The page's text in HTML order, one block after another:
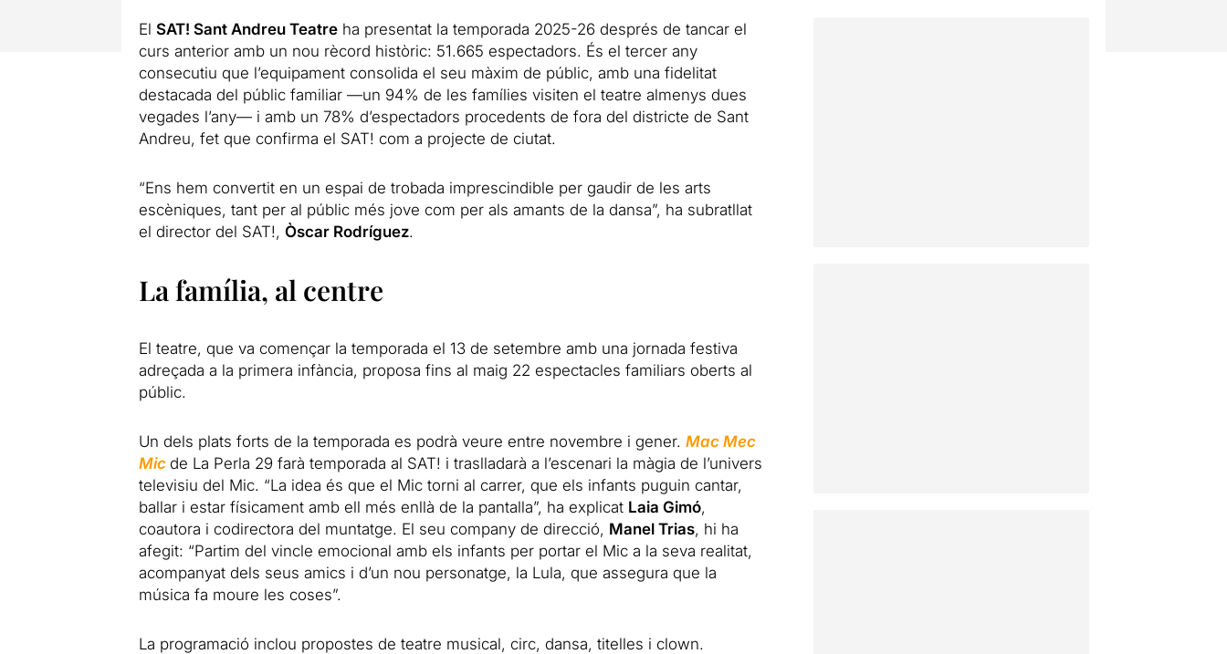
El SAT! Sant Andreu Teatreha presentat la temporada 2025-26 després de tancar el
curs anterior amb un nou rècord històric: 51.665 espectadors. És el tercer any
consecutiu que l’equipament consolida el seu màxim de públic, amb una fidelitat
destacada del públic familiar —un 94% de les famílies visiten el teatre almenys dues
vegades l’any— i amb un 78% d’espectadors procedents de fora del districte de Sant
Andreu, fet que confirma el SAT! com a projecte de ciutat.
“Ens hem convertit en un espai de trobada imprescindible per gaudir de les arts
escèniques, tant per al públic més jove com per als amants de la dansa”, ha subratllat
el director del SAT!, Òscar Rodríguez.
La família, al centre
El teatre, que va començar la temporada el 13 de setembre amb una jornada festiva
adreçada a la primera infància, proposa fins al maig 22 espectacles familiars oberts al
públic.
Un dels plats forts de la temporada es podrà veure entre novembre i gener. Mac Mec
Mic de La Perla 29 farà temporada al SAT! i traslladarà a l’escenari la màgia de l’univers
televisiu del Mic. “La idea és que el Mic torni al carrer, que els infants puguin cantar,
ballar i estar físicament amb ell més enllà de la pantalla”, ha explicat Laia Gimó,
coautora i codirectora del muntatge. El seu company de direcció, Manel Trias, hi ha
afegit: “Partim del vincle emocional amb els infants per portar el Mic a la seva realitat,
acompanyat dels seus amics i d’un nou personatge, la Lula, que assegura que la
música fa moure les coses”.
La programació inclou propostes de teatre musical, circ, dansa, titelles i clown.